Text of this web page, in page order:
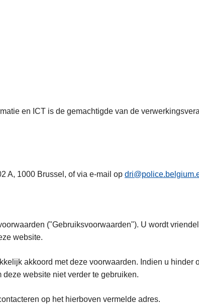
en ICT is de gemachtigde van de
A, 1000 Brussel, of via e-mail op
("Gebruiksvoorwaarden"). U wordt
van deze website.
akkoord met deze voorwaarden. Indien u hinder
website niet verder te gebruiken.
op het hierboven vermelde adres.